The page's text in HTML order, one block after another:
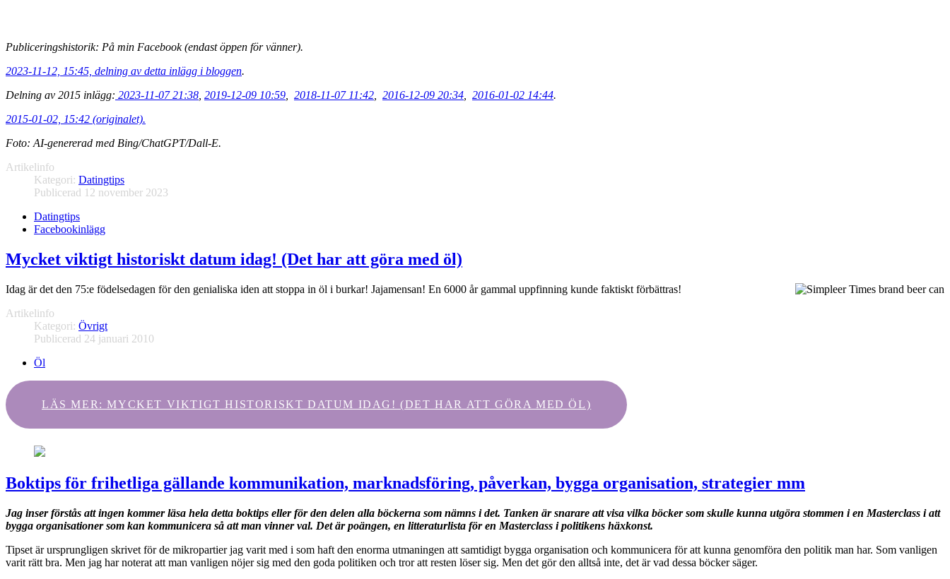
Publiceringshistorik: På min Facebook (endast öppen för vänner).
2023-11-12, 15:45, delning av detta inlägg i bloggen.
Delning av 2015 inlägg: 2023-11-07 21:38 2019-12-09 10:59 2018-11-07 11:42 2016-12-09 20:34 2016-01-02 14:44.
2015-01-02, 15:42 (originalet).
Foto: AI-genererad med Bing/ChatGPT/Dall-E.
Artikelinfo
Kategori: Datingtips
Publicerad 12 november 2023
Datingtips
Facebookinlägg
Mycket viktigt historiskt datum idag! (Det har att göra med öl)
Idag är det den 75:e födelsedagen för den genialiska iden att stoppa in öl i burkar! Jajamensan! En 6000 år gammal uppfinning kunde faktiskt förbättras!
Artikelinfo
Kategori: Övrigt
Publicerad 24 januari 2010
Öl
LÄS MER: MYCKET VIKTIGT HISTORISKT DATUM IDAG! (DET HAR ATT GÖRA MED ÖL)
Boktips för frihetliga gällande kommunikation, marknadsföring, påverkan, bygga organisation, strategier mm
Jag inser förstås att ingen kommer läsa hela detta boktips eller för den delen alla böckerna som nämns i det. Tanken är snarare att visa vilka böcker som skulle kunna utgöra stommen i en Masterclass i att
bygga organisationer som kan kommunicera så att man vinner val. Det är poängen, en litteraturlista för en Masterclass i politikens häxkonst.
Tipset är ursprungligen skrivet för de mikropartier jag varit med i som haft den enorma utmaningen att samtidigt bygga organisation och kommunicera för att kunna genomföra den politik man har. Som vanligen
varit rätt bra. Men jag har noterat att man vanligen nöjer sig med den goda politiken och tror att resten löser sig. Men det gör den alltså inte, det är vad dessa böcker säger.